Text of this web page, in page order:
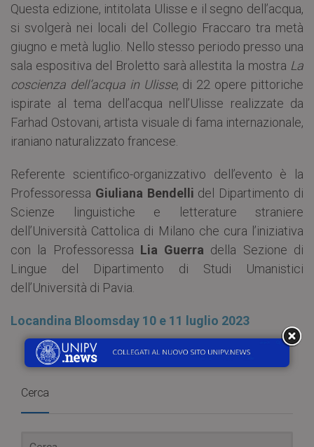
Questa edizione, intitolata Ulisse e il segno dell’acqua,
si svolgerà nei locali del Collegio Fraccaro tra metà
giugno e metà luglio. Nello stesso periodo presso una
sala espositiva del Broletto sarà allestita la mostra La
coscienza dell’acqua in Ulisse, di 22 opere pittoriche
ispirate al tema dell’acqua nell’Ulisse realizzate da
Farhad Ostovani, artista visuale di fama internazionale,
iraniano naturalizzato francese.
Referente scientifico-organizzativo dell’evento è la
Professoressa Giuliana Bendelli del Dipartimento di
Scienze linguistiche e letterature straniere
dell’Università Cattolica di Milano che cura l’iniziativa
con la Professoressa Lia Guerra della Sezione di
Lingue del Dipartimento di Studi Umanistici
dell’Università di Pavia.
Locandina Bloomsday 10 e 11 luglio 2023
Cerca